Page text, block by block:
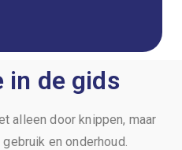
in de gids
alleen door knippen, maar
en onderhoud.